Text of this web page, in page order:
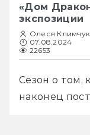
«Дом
экспозиции
Олеся Климчук
07.08.2024
22653
Сезон о том,
наконец